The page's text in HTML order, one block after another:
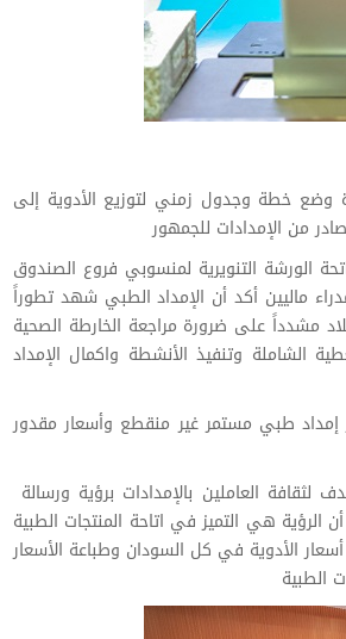
وضع خطة وجدول زمني لتوزيع الأدوية إلى
من الإمدادات للجمهور
الورشة التنويرية لمنسوبي فروع الصندوق
ماليين أكد أن الإمداد الطبي شهد تطوراً
مشدداً على ضرورة مراجعة الخارطة الصحية
الشاملة وتنفيذ الأنشطة واكمال الإمداد
إمداد طبي مستمر غير منقطع وأسعار مقدور
العاملين بالإمدادات برؤية ورسالة
هي التميز في اتاحة المنتجات الطبية
الأدوية في كل السودان وطباعة الأسعار
الطبية